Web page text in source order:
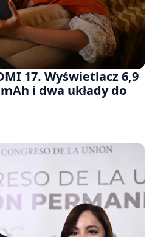
17. Wyświetlacz 6,9
i dwa układy do